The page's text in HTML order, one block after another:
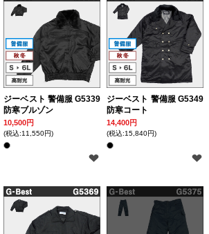
ジーベスト 警備服 G5339
防寒ブルゾン
10,500円
(税込:11,550円)
ジーベスト 警備服 G5349
防寒コート
14,400円
(税込:15,840円)